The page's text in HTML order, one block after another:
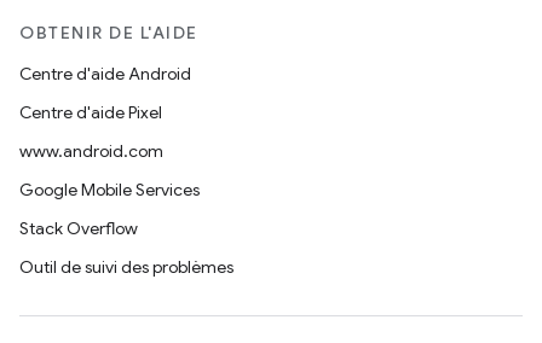
OBTENIR DE L'AIDE
Centre d'aide Android
Centre d'aide Pixel
www.android.com
Google Mobile Services
Stack Overflow
Outil de suivi des problèmes